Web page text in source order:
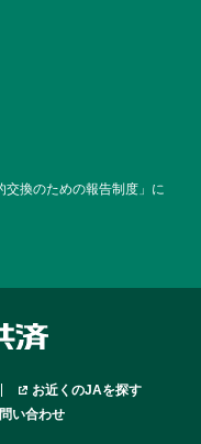
交換のための報告制度」に
お近くのJAを探す
い合わせ